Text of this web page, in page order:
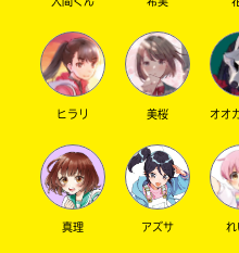
キーワー
ヒラリ 美桜 オオ
真理 アズサ れ